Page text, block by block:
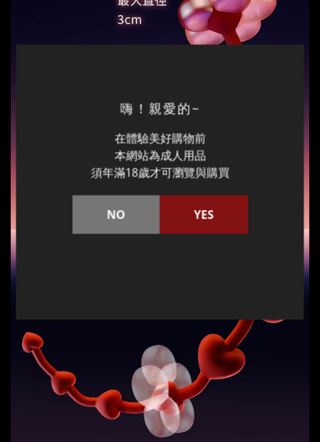
嗨！親愛的~
在體驗美好購物前
本網站為成人用品
須年滿18歲才可瀏覽與購買
NO YES